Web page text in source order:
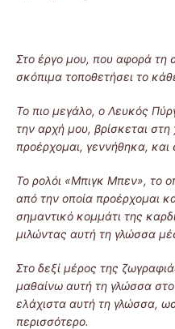
Στο έργο μου, που αφορά τη
σκόπιμα τοποθετήσει το
Το πιο μεγάλο, ο Λευκός
την αρχή μου, βρίσκεται
προέρχομαι, γεννήθηκα,
Το ρολόι «Μπιγκ Μπεν», το
από την οποία προέρχομαι
σημαντικό κομμάτι της
μιλώντας αυτή τη γλώσσα
Στο δεξί μέρος της
μαθαίνω αυτή τη γλώσσα
ελάχιστα αυτή τη γλώσσα,
περισσότερο.